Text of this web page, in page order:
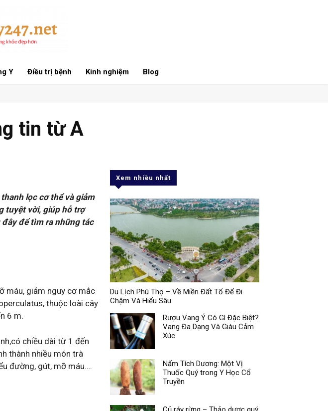
Y Điều trị bệnh Kinh nghiệm Blog
tin từ A
lọc cơ thể và giảm
tuyệt vời, giúp hỗ trợ
để tìm ra những tác
máu, giảm nguy cơ mắc
thuộc loài cây
6 m.
chiều dài từ 1 đến
thành nhiều món trà
đường, gút, mỡ máu….
Xem nhiều nhất
Du Lịch Phú Thọ – Về Miền Đất Tổ Để Đi
Chậm Và Hiểu Sâu
Rượu Vang Ý Có Gì Đặc Biệt?
Vang Đa Dạng Và Giàu Cảm
Xúc
Nấm Tích Dương: Một Vị
Thuốc Quý trong Y Học Cổ
Truyền